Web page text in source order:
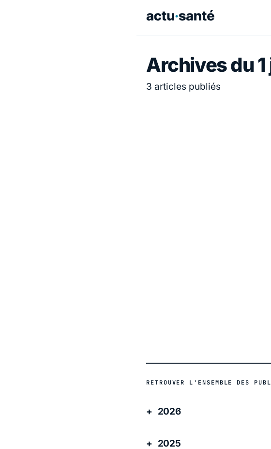
Archives du
3 articles publiés
RETROUVER L'ENSEMBLE DES
2026
2025